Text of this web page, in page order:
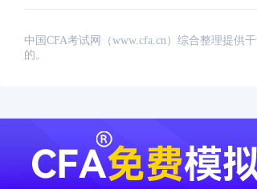
中国CFA考试网（www.cfa.cn）综合整理提供
的。